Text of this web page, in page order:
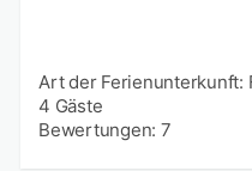
Art der Ferienunterkunft:
4 Gäste
Bewertungen: 7